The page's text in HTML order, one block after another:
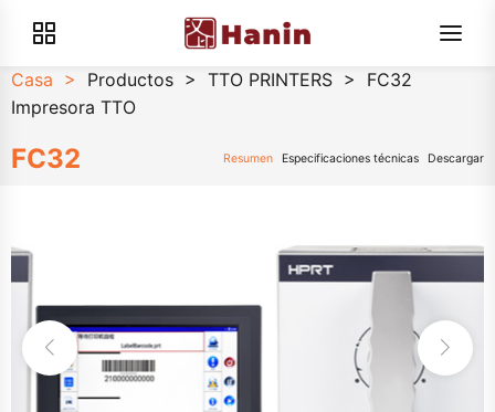
Casa > Productos > TTO PRINTERS >
FC32
Impresora TTO
FC32 Resumen Especificaciones técnicas Descargar